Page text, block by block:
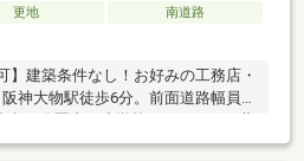
更地
南道路
】建築条件なし！お好みの工務店・
神大物駅徒歩6分。前面道路幅員約